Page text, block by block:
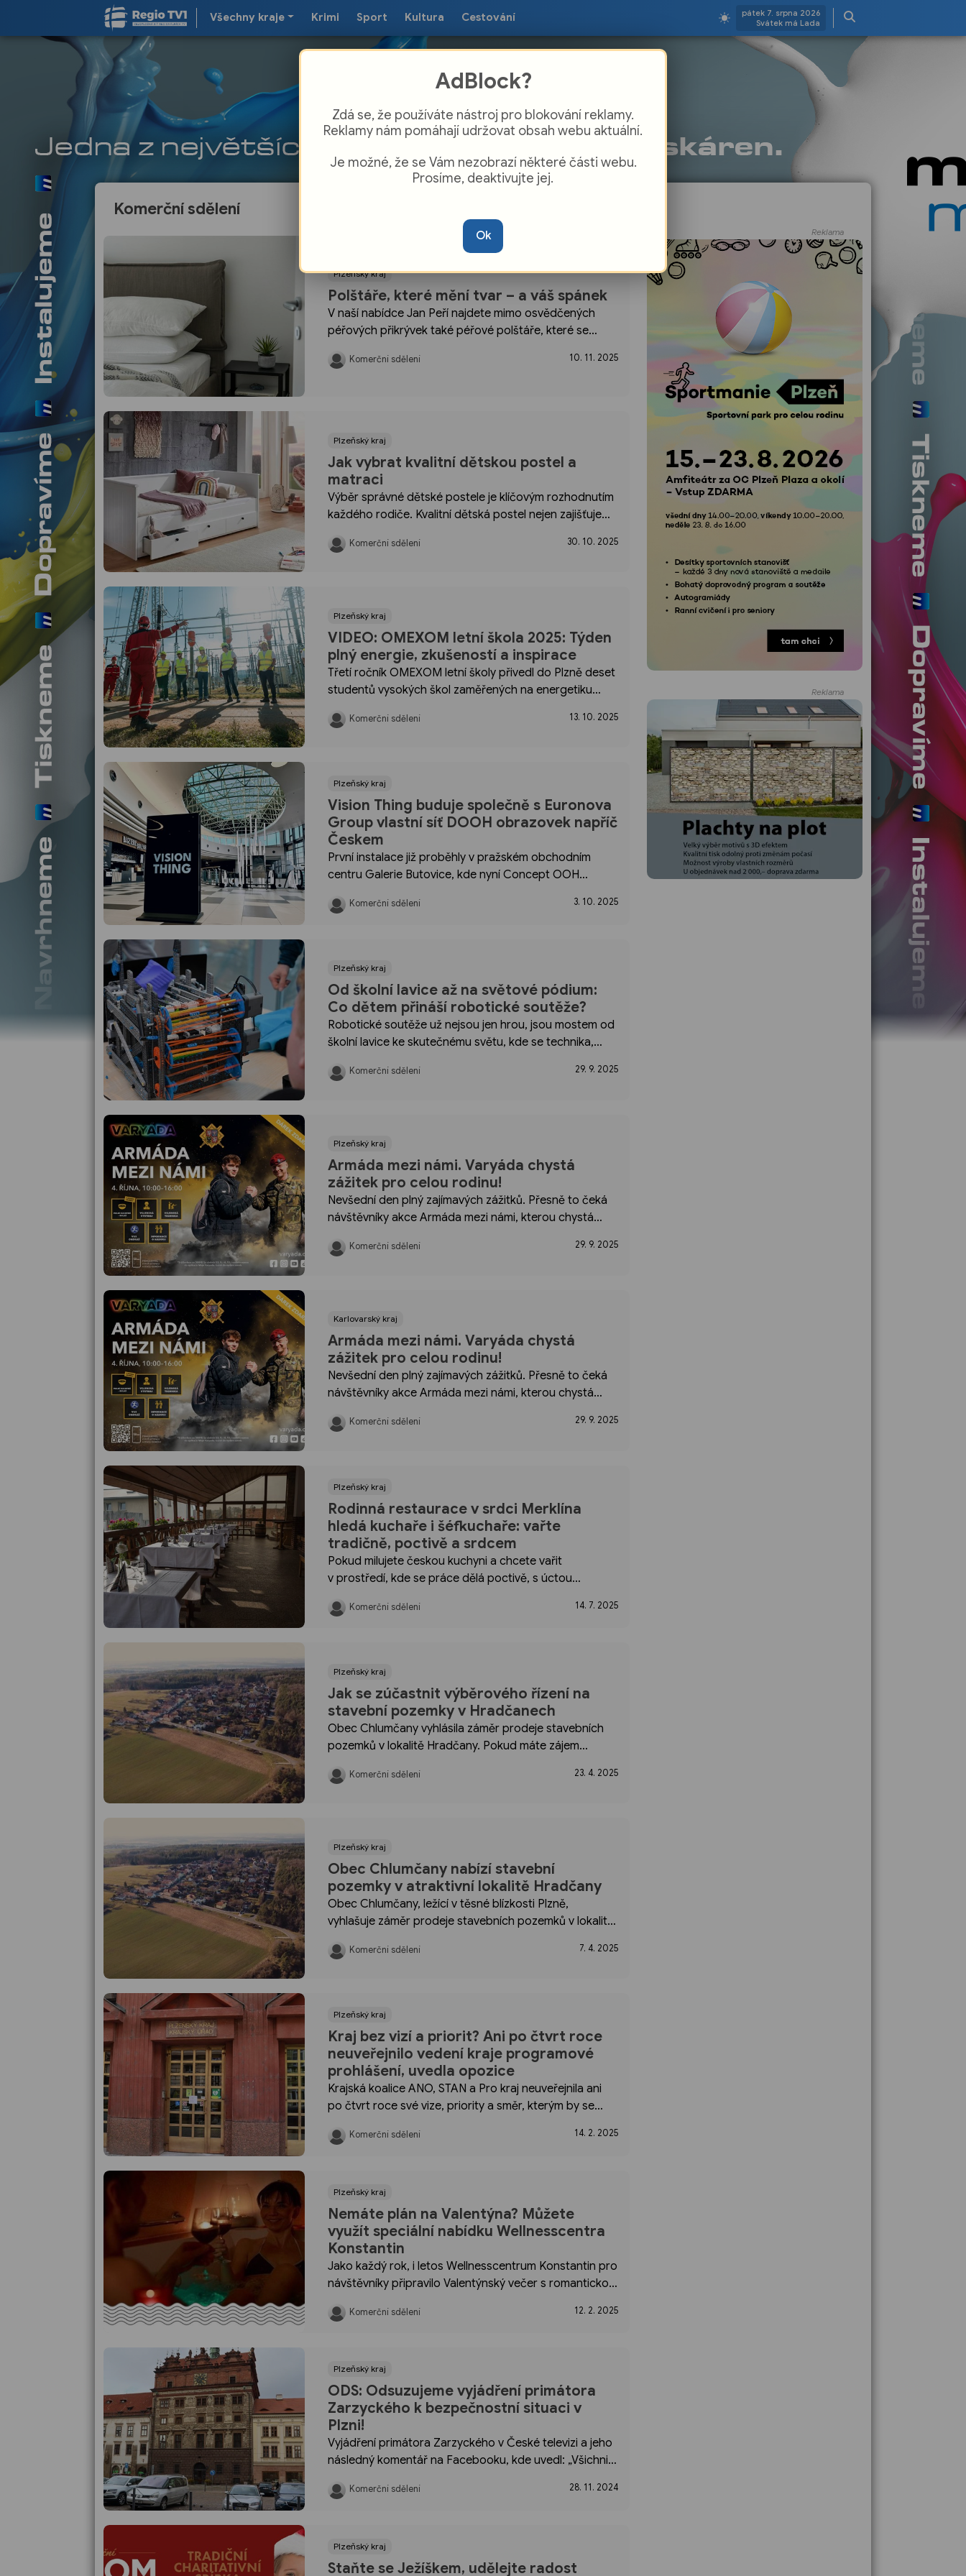
Všechny kraje Krimi Sport Kultura Cestování
pátek 7. srpna 2026
Svátek má Lada
Komerční sdělení
Plzeňský kraj
Polštáře, které mění tvar – a váš spánek
V naší nabídce Jan Peří najdete mimo osvědčených
péřových přikrývek také péřové polštáře, které se
jednou vyberete kvalitní péřový polštář, opravdu
Komerční sdělení 10. 11. 2025
Plzeňský kraj
Jak vybrat kvalitní dětskou postel a
matraci
Výběr správné dětské postele je klíčovým rozhodnutím
každého rodiče. Kvalitní dětská postel nejen zajišťuje
a celkový vývoj dítěte. V našem komplexním průvodci
Komerční sdělení 30. 10. 2025
Plzeňský kraj
VIDEO: OMEXOM letní škola 2025: Týden
plný energie, zkušeností a inspirace
Třetí ročník OMEXOM letní školy přivedl do Plzně deset
studentů vysokých škol zaměřených na energetiku
Poslední prázdninový týden měli účastníci možnost
Komerční sdělení 13. 10. 2025
Plzeňský kraj
Vision Thing buduje společně s Euronova
Group vlastní síť DOOH obrazovek napříč
Českem
První instalace již proběhly v pražském obchodním
centru Galerie Butovice, kde nyní Concept OOH
11 obrazovkami a 4 LCD TV), které cílí na denní
Komerční sdělení 3. 10. 2025
Plzeňský kraj
Od školní lavice až na světové pódium:
Co dětem přináší robotické soutěže?
Robotické soutěže už nejsou jen hrou, jsou mostem od
školní lavice ke skutečnému světu, kde se technika,
soutěží jako VEX zapojují, nezískávají jen znalosti
Komerční sdělení 29. 9. 2025
Plzeňský kraj
Armáda mezi námi. Varyáda chystá
zážitek pro celou rodinu!
Nevšední den plný zajímavých zážitků. Přesně to čeká
návštěvníky akce Armáda mezi námi, kterou chystá
České republiky. Uskuteční se 4. října na parkovišti
Komerční sdělení 29. 9. 2025
Karlovarský kraj
Armáda mezi námi. Varyáda chystá
zážitek pro celou rodinu!
Nevšední den plný zajímavých zážitků. Přesně to čeká
návštěvníky akce Armáda mezi námi, kterou chystá
České republiky. Uskuteční se 4. října na parkovišti
Komerční sdělení 29. 9. 2025
Plzeňský kraj
Rodinná restaurace v srdci Merklína
hledá kuchaře i šéfkuchaře: vařte
tradičně, poctivě a srdcem
Pokud milujete českou kuchyni a chcete vařit
v prostředí, kde se práce dělá poctivě, s úctou
čtete svoji životní příležitost. Rodinný penzion
Komerční sdělení 14. 7. 2025
Plzeňský kraj
Jak se zúčastnit výběrového řízení na
stavební pozemky v Hradčanech
Obec Chlumčany vyhlásila záměr prodeje stavebních
pozemků v lokalitě Hradčany. Pokud máte zájem
jsou klíčové informace o procesu přihlášení. Proces
Komerční sdělení 23. 4. 2025
Plzeňský kraj
Obec Chlumčany nabízí stavební
pozemky v atraktivní lokalitě Hradčany
Obec Chlumčany, ležící v těsné blízkosti Plzně,
vyhlašuje záměr prodeje stavebních pozemků v lokalitě
příležitost pro ty, kteří hledají klidné bydlení s výhodami
Komerční sdělení 7. 4. 2025
Plzeňský kraj
Kraj bez vizí a priorit? Ani po čtvrt roce
neuveřejnilo vedení kraje programové
prohlášení, uvedla opozice
Krajská koalice ANO, STAN a Pro kraj neuveřejnila ani
po čtvrt roce své vize, priority a směr, kterým by se
oblast školství Vladimíra Kroce nemají rodiče ani děti
Komerční sdělení 14. 2. 2025
Plzeňský kraj
Nemáte plán na Valentýna? Můžete
využít speciální nabídku Wellnesscentra
Konstantin
Jako každý rok, i letos Wellnesscentrum Konstantin pro
návštěvníky připravilo Valentýnský večer s romantickou
Příjemným zpestřením večera může být některá
Komerční sdělení 12. 2. 2025
Plzeňský kraj
ODS: Odsuzujeme vyjádření primátora
Zarzyckého k bezpečnostní situaci v
Plzni!
Vyjádření primátora Zarzyckého v České televizi a jeho
následný komentář na Facebooku, kde uvedl: „Všichni
může. My v Plzni takových adeptů máme celou řadu..."
Komerční sdělení 28. 11. 2024
Plzeňský kraj
Staňte se Ježíškem, udělejte radost
Reklama
Reklama
AdBlock?
Zdá se, že používáte nástroj pro blokování reklamy.
Reklamy nám pomáhají udržovat obsah webu aktuální.
Je možné, že se Vám nezobrazí některé části webu.
Prosíme, deaktivujte jej.
Ok